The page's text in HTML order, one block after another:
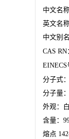
中文名称
英文名称
中文别名
CAS RN
EINECS
分子式：
分子量：
外观：
含量：
熔点